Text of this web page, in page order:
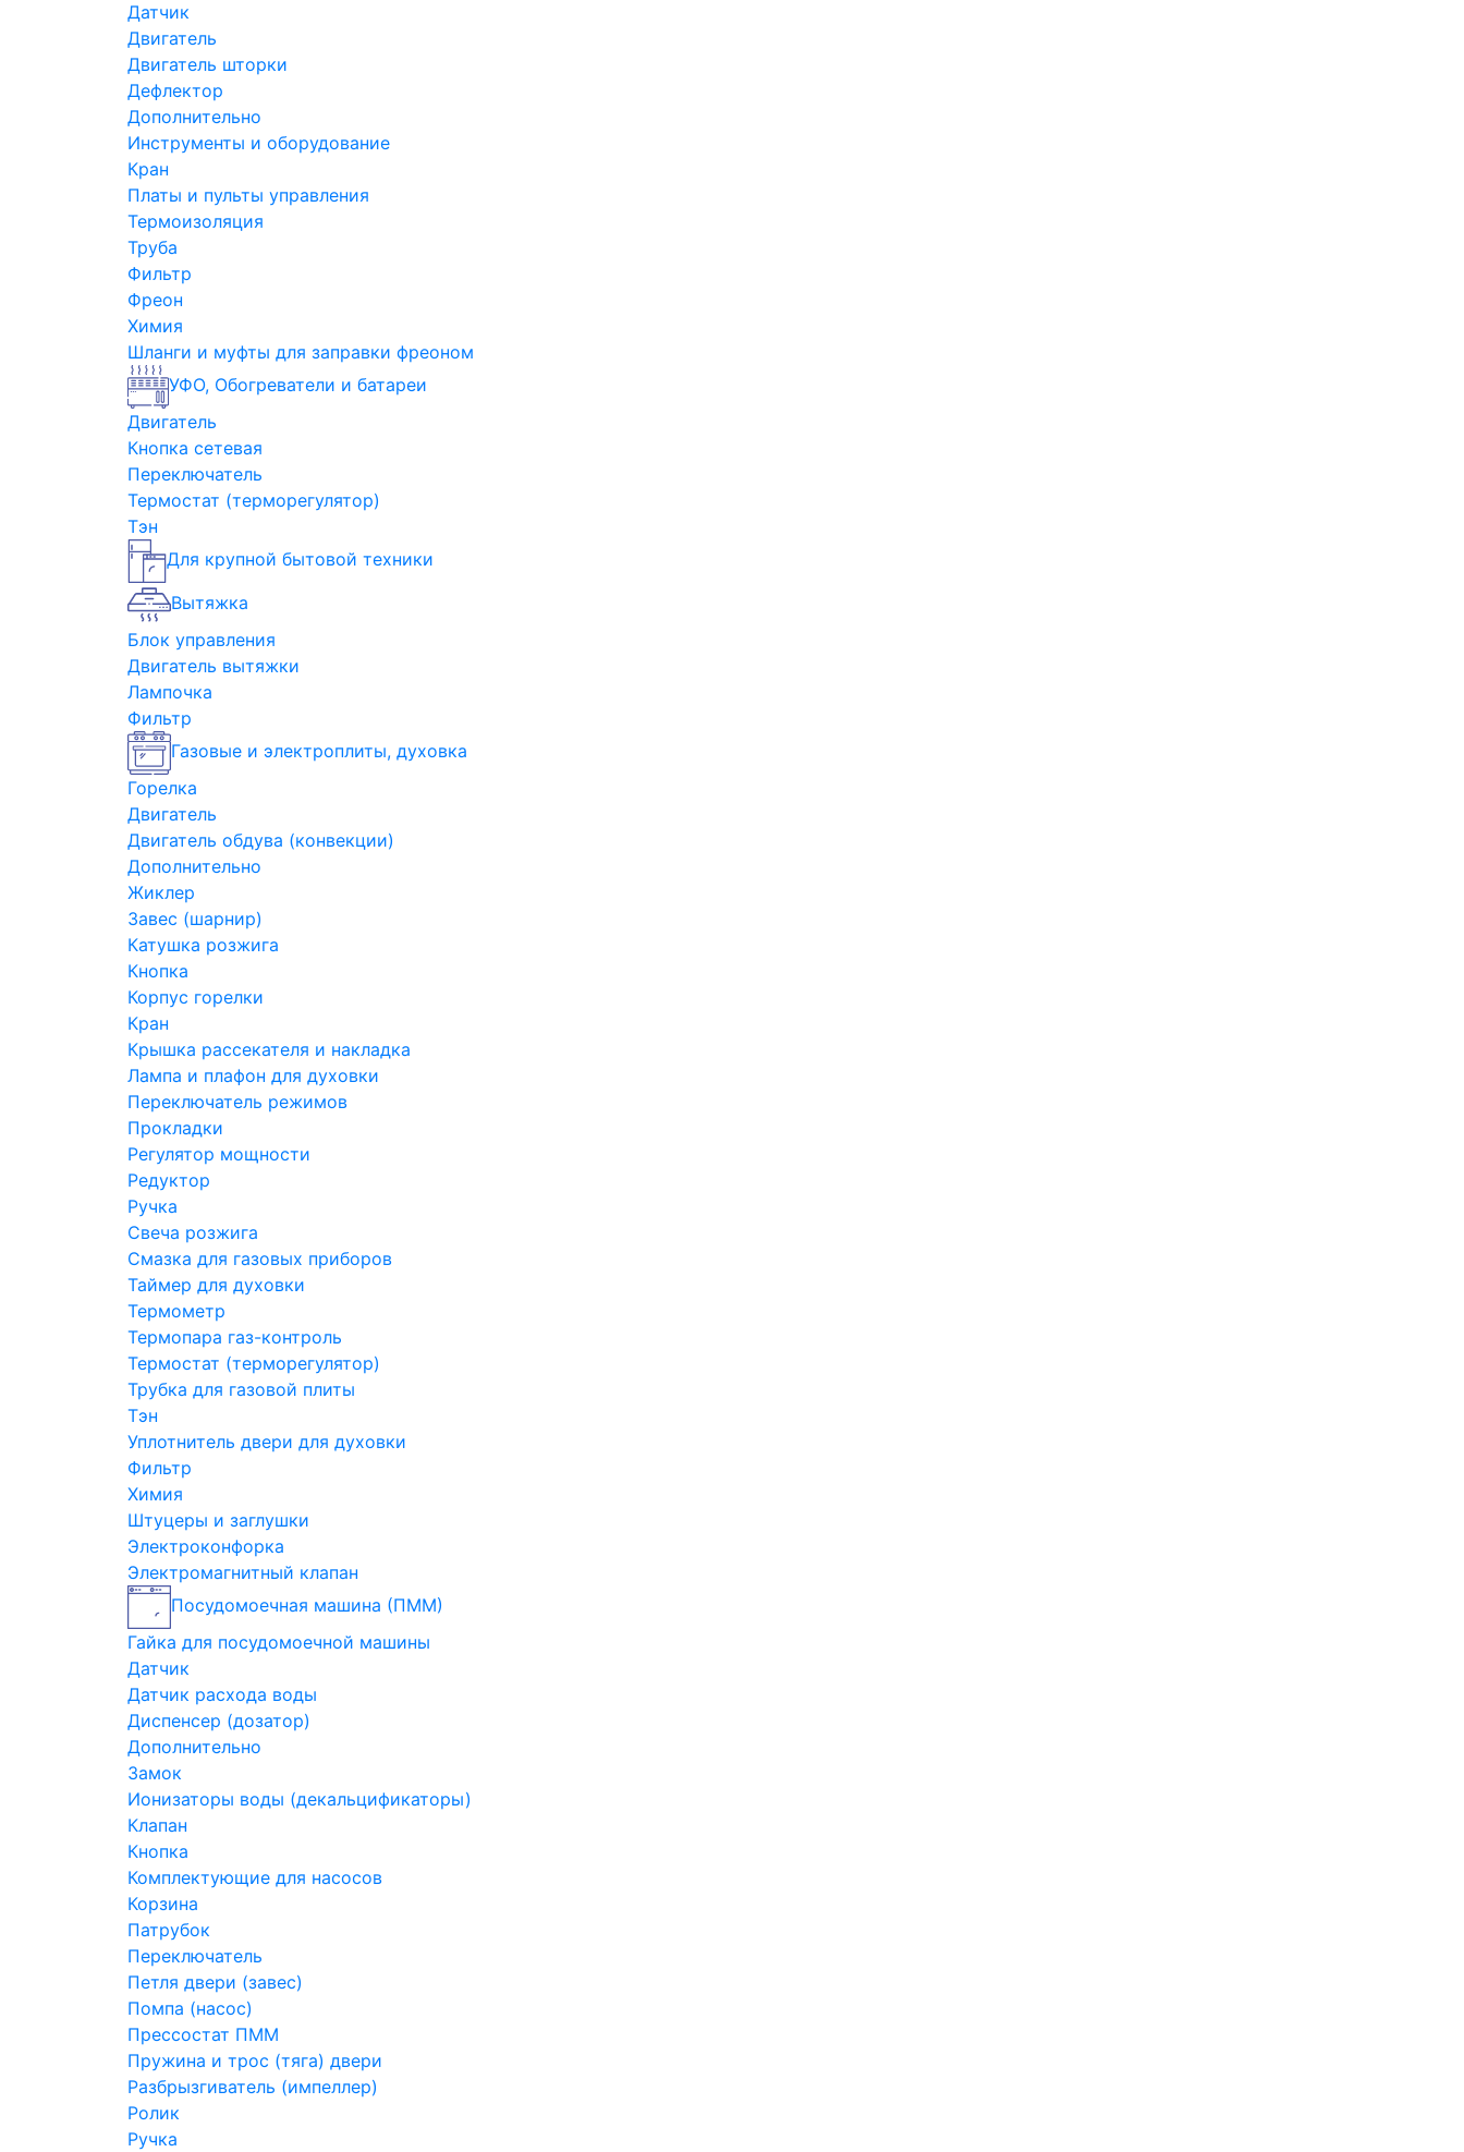
Датчик
Двигатель
Двигатель шторки
Дефлектор
Дополнительно
Инструменты и оборудование
Кран
Платы и пульты управления
Термоизоляция
Труба
Фильтр
Фреон
Химия
Шланги и муфты для заправки фреоном
УФО, Обогреватели и батареи
Двигатель
Кнопка сетевая
Переключатель
Термостат (терморегулятор)
Тэн
Для крупной бытовой техники
Вытяжка
Блок управления
Двигатель вытяжки
Лампочка
Фильтр
Газовые и электроплиты, духовка
Горелка
Двигатель
Двигатель обдува (конвекции)
Дополнительно
Жиклер
Завес (шарнир)
Катушка розжига
Кнопка
Корпус горелки
Кран
Крышка рассекателя и накладка
Лампа и плафон для духовки
Переключатель режимов
Прокладки
Регулятор мощности
Редуктор
Ручка
Свеча розжига
Смазка для газовых приборов
Таймер для духовки
Термометр
Термопара газ-контроль
Термостат (терморегулятор)
Трубка для газовой плиты
Тэн
Уплотнитель двери для духовки
Фильтр
Химия
Штуцеры и заглушки
Электроконфорка
Электромагнитный клапан
Посудомоечная машина (ПММ)
Гайка для посудомоечной машины
Датчик
Датчик расхода воды
Диспенсер (дозатор)
Дополнительно
Замок
Ионизаторы воды (декальцификаторы)
Клапан
Кнопка
Комплектующие для насосов
Корзина
Патрубок
Переключатель
Петля двери (завес)
Помпа (насос)
Преcсостат ПММ
Пружина и трос (тяга) двери
Разбрызгиватель (импеллер)
Ролик
Ручка